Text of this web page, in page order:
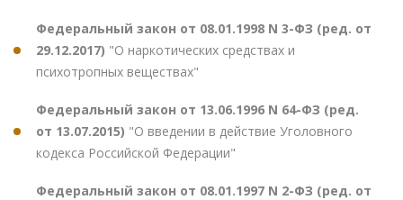
Федеральный закон от 08.01.1998 N 3-ФЗ (ред. от
29.12.2017) "О наркотических средствах и
психотропных веществах"
Федеральный закон от 13.06.1996 N 64-ФЗ (ред.
от 13.07.2015) "О введении в действие Уголовного
кодекса Российской Федерации"
Федеральный закон от 08.01.1997 N 2-ФЗ (ред. от